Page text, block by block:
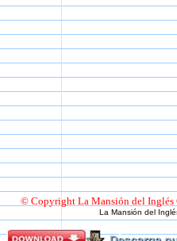
© Copyright La Mansión del Inglés
La Mansión del